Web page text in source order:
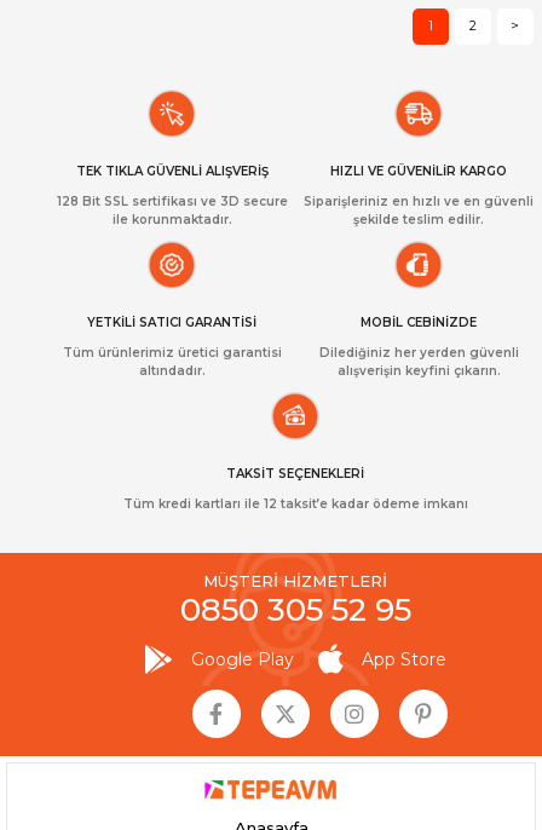
1 2 >
TEK TIKLA GÜVENLİ ALIŞVERİŞ
128 Bit SSL sertifikası ve 3D secure
ile korunmaktadır.
HIZLI VE GÜVENİLİR KARGO
Siparişleriniz en hızlı ve en güvenli
şekilde teslim edilir.
YETKİLİ SATICI GARANTİSİ
Tüm ürünlerimiz üretici garantisi
altındadır.
MOBİL CEBİNİZDE
Dilediğiniz her yerden güvenli
alışverişin keyfini çıkarın.
TAKSİT SEÇENEKLERİ
Tüm kredi kartları ile 12 taksit’e kadar ödeme imkanı
MÜŞTERİ HİZMETLERİ
0850 305 52 95
Google Play App Store